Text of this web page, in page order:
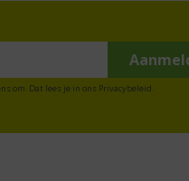
om. Dat lees je in ons Privacybeleid